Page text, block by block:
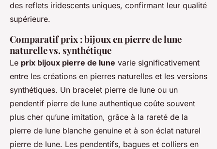
des reflets iridescents uniques, confirmant leur qualité
supérieure.
Comparatif prix : bijoux en pierre de lune
naturelle vs. synthétique
Le prix bijoux pierre de lune varie significativement
entre les créations en pierres naturelles et les versions
synthétiques. Un bracelet pierre de lune ou un
pendentif pierre de lune authentique coûte souvent
plus cher qu’une imitation, grâce à la rareté de la
pierre de lune blanche genuine et à son éclat naturel
pierre de lune. Les pendentifs, bagues et colliers en